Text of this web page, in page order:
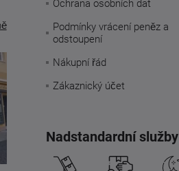
Ochrana osobních dat
Podmínky vrácení peněz a
odstoupení
Nákupní řád
Zákaznický účet
Nadstandardní služby